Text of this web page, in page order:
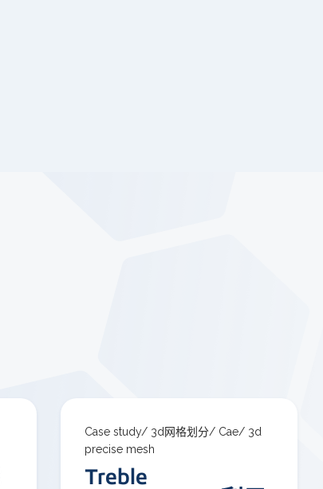
Case study/ 3d网格划分/ Cae/ 3d
precise mesh
Treble